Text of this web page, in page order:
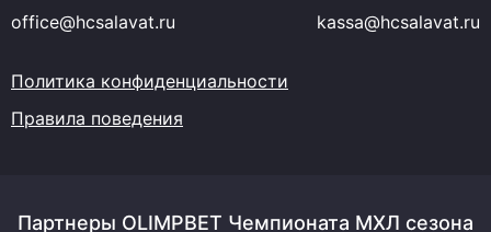
office@hcsalavat.ru
kassa@hcsalavat.ru
Политика конфиденциальности
Правила поведения
Партнеры OLIMPBET Чемпионата МХЛ сезона